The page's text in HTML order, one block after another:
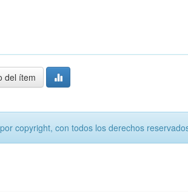
del ítem
copyright, con todos los derechos